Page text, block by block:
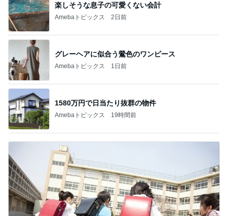
楽しそうな息子の可愛くない会計
Amebaトピックス 2日前
グレーヘアに似合う鶯色のワンピース
Amebaトピックス 1日前
1580万円で日当たり抜群の物件
Amebaトピックス 19時間前